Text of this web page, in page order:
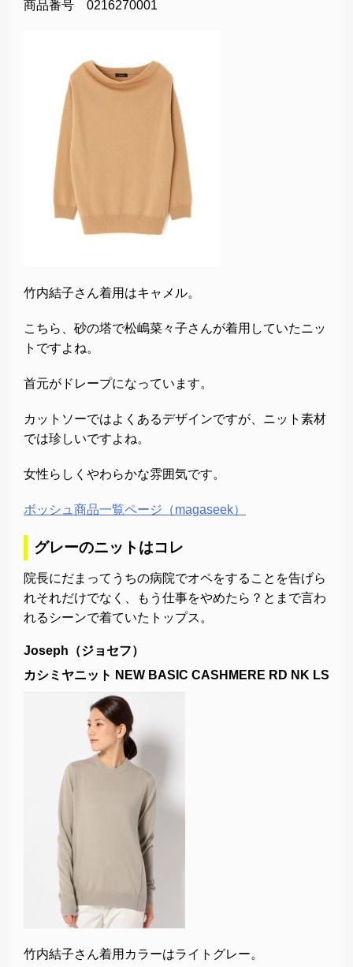
商品番号 0216270001
竹内結子さん着用はキャメル。
こちら、砂の塔で松嶋菜々子さんが着用していたニッ
トですよね。
首元がドレープになっています。
カットソーではよくあるデザインですが、ニット素材
では珍しいですよね。
女性らしくやわらかな雰囲気です。
ボッシュ商品一覧ページ（magaseek）
グレーのニットはコレ
院長にだまってうちの病院でオペをすることを告げら
れそれだけでなく、もう仕事をやめたら？とまで言わ
れるシーンで着ていたトップス。
Joseph（ジョセフ）
カシミヤニット NEW BASIC CASHMERE RD NK LS
竹内結子さん着用カラーはライトグレー。